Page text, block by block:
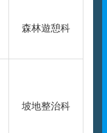
森林遊憩科
坡地整治科